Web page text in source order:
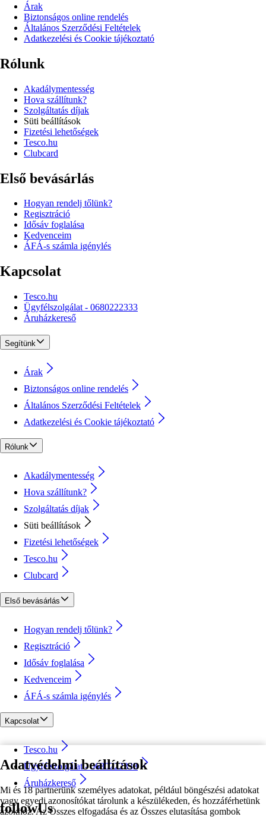
Adatvédelmi beállítások
Mi és 18 partnerünk személyes adatokat, például böngészési adatokat
vagy egyedi azonosítókat tárolunk a készülékeden, és hozzáférhetünk
azokhoz. Az Összes elfogadása és az Összes elutasítása gombok
Árak
Biztonságos online rendelés
Általános Szerződési Feltételek
Adatkezelési és Cookie tájékoztató
Rólunk
Akadálymentesség
Hova szállítunk?
Szolgáltatás díjak
Süti beállítások
Fizetési lehetőségek
Tesco.hu
Clubcard
Első bevásárlás
Hogyan rendelj tőlünk?
Regisztráció
Idősáv foglalása
Kedvenceim
ÁFÁ-s számla igénylés
Kapcsolat
Tesco.hu
Ügyfélszolgálat - 0680222333
Áruházkereső
Segítünk
Árak
Biztonságos online rendelés
Általános Szerződési Feltételek
Adatkezelési és Cookie tájékoztató
Rólunk
Akadálymentesség
Hova szállítunk?
Szolgáltatás díjak
Süti beállítások
Fizetési lehetőségek
Tesco.hu
Clubcard
Első bevásárlás
Hogyan rendelj tőlünk?
Regisztráció
Idősáv foglalása
Kedvenceim
ÁFÁ-s számla igénylés
Kapcsolat
Tesco.hu
Ügyfélszolgálat - 0680222333
Áruházkereső
followUs